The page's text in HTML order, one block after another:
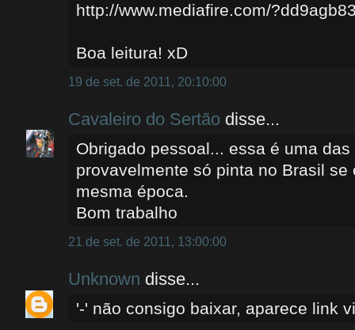
http://www.mediafire.com/
Boa leitura! xD
19 de set. de 2011, 20:10:00
Cavaleiro do Sertão disse...
Obrigado pessoal... essa é uma
provavelmente só pinta no Brasil se
mesma época.
Bom trabalho
21 de set. de 2011, 13:00:00
Unknown disse...
'-' não consigo baixar, aparece link